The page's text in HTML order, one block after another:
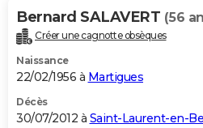
Bernard SALAVERT (56
Créer une cagnotte obsèques
Naissance
22/02/1956 à Martigues
Décès
30/07/2012 à Saint-Laurent-en-